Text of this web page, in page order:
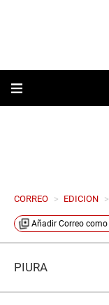
CORREO > EDICION >
Añadir Correo como
PIURA